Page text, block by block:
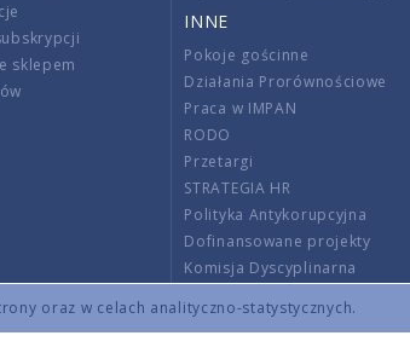
oraz w celach analityczno-statystycznych.
sklepem
INNE
Pokoje gościnne
Działania Prorównościowe
Praca w IMPAN
RODO
Przetargi
STRATEGIA HR
Polityka Antykorupcyjna
Dofinansowane projekty
Komisja Dyscyplinarna
Wnoszenie opłat